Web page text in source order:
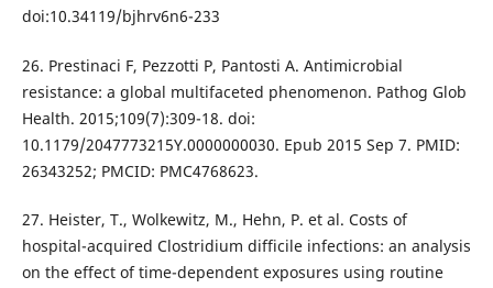
doi:10.34119/bjhrv6n6-233
26. Prestinaci F, Pezzotti P, Pantosti A. Antimicrobial
resistance: a global multifaceted phenomenon. Pathog Glob
Health. 2015;109(7):309-18. doi:
10.1179/2047773215Y.0000000030. Epub 2015 Sep 7. PMID:
26343252; PMCID: PMC4768623.
27. Heister, T., Wolkewitz, M., Hehn, P. et al. Costs of
hospital-acquired Clostridium difficile infections: an analysis
on the effect of time-dependent exposures using routine